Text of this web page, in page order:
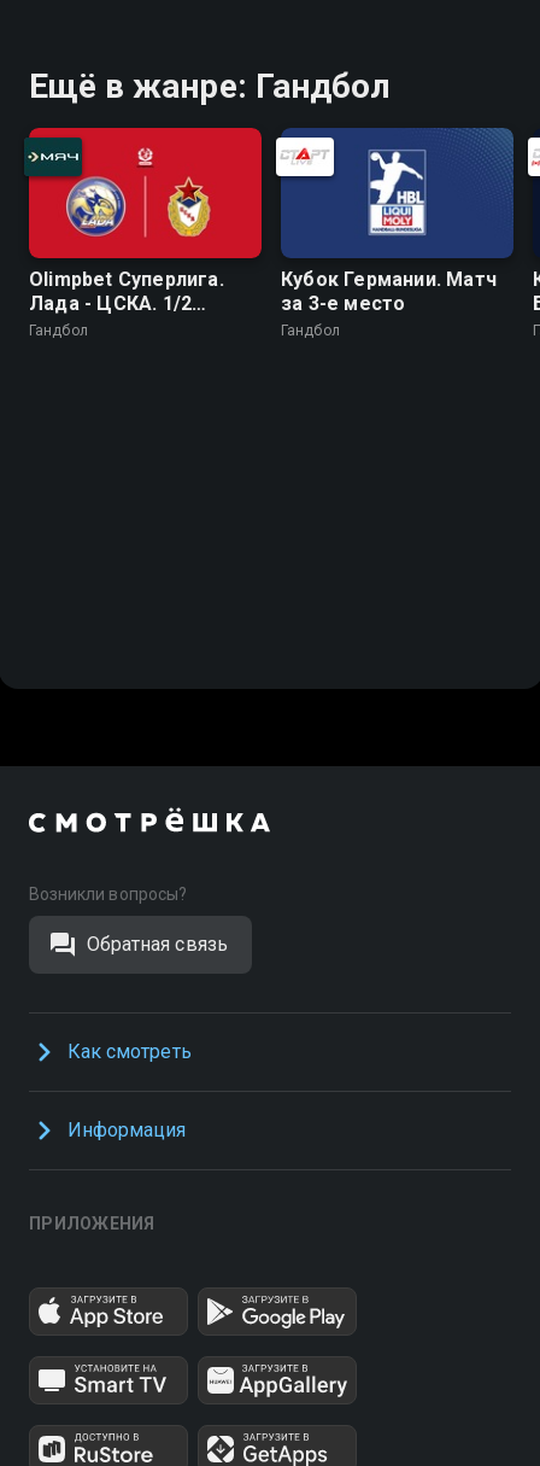
Ещё в жанре: Гандбол
Olimpbet Суперлига.
Лада - ЦСКА. 1/2
финала. Женщины
Гандбол
Кубок Германии. Матч
за 3-е место
Гандбол
Возникли вопросы?
Обратная связь
Как смотреть
Информация
ПРИЛОЖЕНИЯ